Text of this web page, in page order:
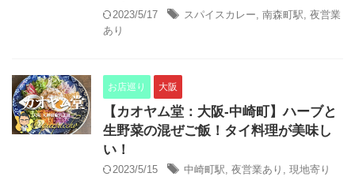
2023/5/17 スパイスカレー, 南森町駅, 夜営業
あり
お店巡り 大阪
【カオヤム堂：大阪-中崎町】ハーブと
生野菜の混ぜご飯！タイ料理が美味し
い！
2023/5/15 中崎町駅, 夜営業あり , 現地寄り